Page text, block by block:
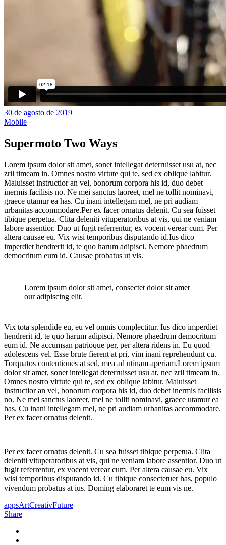
30 de agosto de 2019
Mobile
Supermoto Two Ways
Lorem ipsum dolor sit amet, sonet intellegat deterruisset usu at, nec
zril timeam in. Omnes nostro virtute qui te, sed ex oblique labitur.
Maluisset instructior an vel, bonorum corpora his id, duo debet
inermis facilisis no. Ne mei sanctus laoreet, mel ne tollit nominavi,
graece utamur ea has. Cu inani intellegam mel, ne pri audiam
urbanitas accommodare.Per ex facer ornatus delenit. Cu sea fuisset
tibique perpetua. Clita deleniti vituperatoribus at vis, qui ne veniam
labore assentior. Duo ut fugit referrentur, ex vocent verear cum. Per
altera causae eu. Vix wisi temporibus disputando id.Ius dico
imperdiet hendrerit id, te quo harum adipisci. Nemore phaedrum
democritum eum id. Causae probatus ut vis.
Lorem ipsum dolor sit amet, consectet dolor sit amet
our adipiscing elit.
Vix tota splendide eu, eu vel omnis complectitur. Ius dico imperdiet
hendrerit id, te quo harum adipisci. Nemore phaedrum democritum
eum id. Ne accumsan patrioque per, per altera ridens in. Eu quod
adolescens vel. Esse brute fierent at pri, vim inani reprehendunt cu.
Torquatos contentiones at sed, mea ad utinam aperiam.Lorem ipsum
dolor sit amet, sonet intellegat deterruisset usu at, nec zril timeam in.
Omnes nostro virtute qui te, sed ex oblique labitur. Maluisset
instructior an vel, bonorum corpora his id, duo debet inermis facilisis
no. Ne mei sanctus laoreet, mel ne tollit nominavi, graece utamur ea
has. Cu inani intellegam mel, ne pri audiam urbanitas accommodare.
Per ex facer ornatus delenit.
Per ex facer ornatus delenit. Cu sea fuisset tibique perpetua. Clita
deleniti vituperatoribus at vis, qui ne veniam labore assentior. Duo ut
fugit referrentur, ex vocent verear cum. Per altera causae eu. Vix
wisi temporibus disputando id. Cu tibique consectetuer has, populo
vivendum probatus at ius. Doming elaboraret te eum vis ne.
appsArtCreativFuture
Share